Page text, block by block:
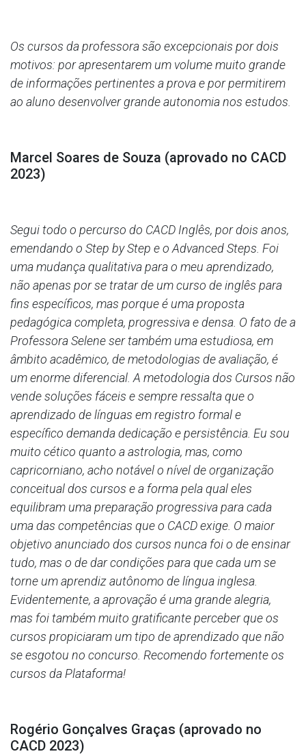
Os cursos da professora são excepcionais por dois
motivos: por apresentarem um volume muito grande
de informações pertinentes a prova e por permitirem
ao aluno desenvolver grande autonomia nos estudos.
Marcel Soares de Souza (aprovado no CACD
2023)
Segui todo o percurso do CACD Inglês, por dois anos,
emendando o Step by Step e o Advanced Steps. Foi
uma mudança qualitativa para o meu aprendizado,
não apenas por se tratar de um curso de inglês para
fins específicos, mas porque é uma proposta
pedagógica completa, progressiva e densa. O fato de a
Professora Selene ser também uma estudiosa, em
âmbito acadêmico, de metodologias de avaliação, é
um enorme diferencial. A metodologia dos Cursos não
vende soluções fáceis e sempre ressalta que o
aprendizado de línguas em registro formal e
específico demanda dedicação e persistência. Eu sou
muito cético quanto a astrologia, mas, como
capricorniano, acho notável o nível de organização
conceitual dos cursos e a forma pela qual eles
equilibram uma preparação progressiva para cada
uma das competências que o CACD exige. O maior
objetivo anunciado dos cursos nunca foi o de ensinar
tudo, mas o de dar condições para que cada um se
torne um aprendiz autônomo de língua inglesa.
Evidentemente, a aprovação é uma grande alegria,
mas foi também muito gratificante perceber que os
cursos propiciaram um tipo de aprendizado que não
se esgotou no concurso. Recomendo fortemente os
cursos da Plataforma!
Rogério Gonçalves Graças (aprovado no
CACD 2023)